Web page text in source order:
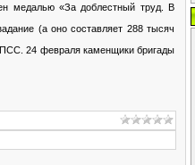
медалью «За доблестный труд. В
(а оно составляет 288 тысяч
24 февраля каменщики бригады